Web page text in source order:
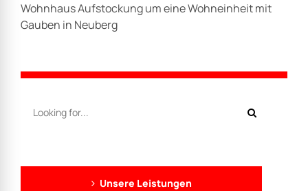
Wohnhaus Aufstockung um eine Wohneinheit mit
Gauben in Neuberg
Unsere Leistungen